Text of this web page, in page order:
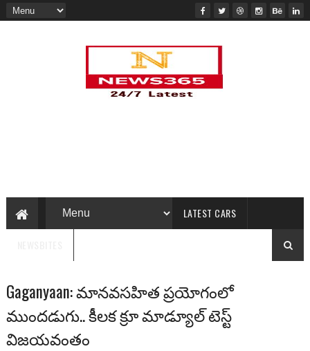
LATEST CARS
Gaganyaan: మానవసహిత ప్రయోగంలో
ముందడుగు.. కీలక క్రూ మాడ్యూల్ టెస్ట్
విజయవంతం